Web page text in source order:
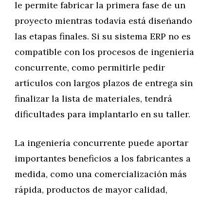
le permite fabricar la primera fase de un
proyecto mientras todavía está diseñando
las etapas finales. Si su sistema ERP no es
compatible con los procesos de ingeniería
concurrente, como permitirle pedir
artículos con largos plazos de entrega sin
finalizar la lista de materiales, tendrá
dificultades para implantarlo en su taller.
La ingeniería concurrente puede aportar
importantes beneficios a los fabricantes a
medida, como una comercialización más
rápida, productos de mayor calidad,